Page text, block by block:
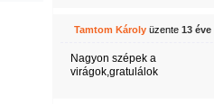
Tamtom Károlyüzente 13 éve
Nagyon szépek a
virágok,gratulálok